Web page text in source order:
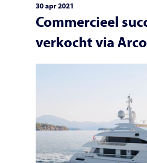
30 apr 2021
Commercieel
verkocht via